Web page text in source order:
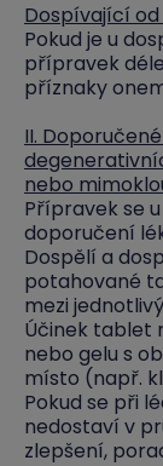
Dospívající od
Pokud je u
přípravek
příznaky
II.
nebo
Přípravek se
doporučení
Dospělí a
potahované
mezi
Účinek tablet
nebo gelu s
místo (např.
Pokud se při
nedostaví v
zlepšení,